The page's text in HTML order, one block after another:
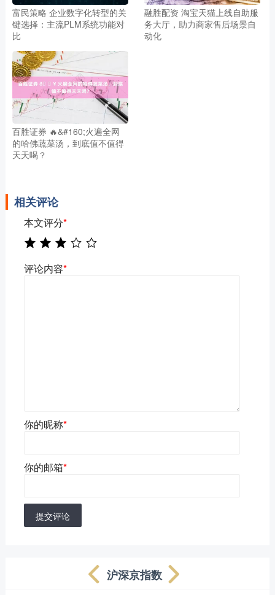
富民策略 企业数字化转型的关
键选择：主流PLM系统功能对
比
融胜配资 淘宝天猫上线自助服
务大厅，助力商家售后场景自
动化
百胜证券 🔥&#160;火遍全网
的哈佛蔬菜汤，到底值不值得
天天喝？
相关评论
本文评分*
评论内容*
你的昵称*
你的邮箱*
提交评论
沪深京指数